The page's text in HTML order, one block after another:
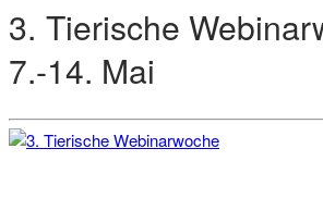
3. Tierische
7.-14. Mai